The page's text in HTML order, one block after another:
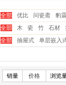
全部 优比 问瓷斋 豹
全部 木 瓷 竹 石材
全部 抽屉式 单层嵌入
销量 价格 浏览